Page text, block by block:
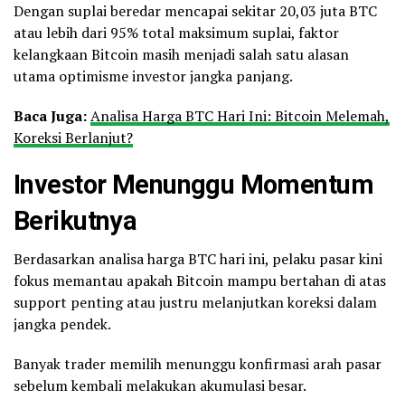
Dengan suplai beredar mencapai sekitar 20,03 juta BTC
atau lebih dari 95% total maksimum suplai, faktor
kelangkaan Bitcoin masih menjadi salah satu alasan
utama optimisme investor jangka panjang.
Baca Juga:Analisa Harga BTC Hari Ini: Bitcoin Melemah,
Koreksi Berlanjut?
Investor Menunggu Momentum
Berikutnya
Berdasarkan analisa harga BTC hari ini, pelaku pasar kini
fokus memantau apakah Bitcoin mampu bertahan di atas
support penting atau justru melanjutkan koreksi dalam
jangka pendek.
Banyak trader memilih menunggu konfirmasi arah pasar
sebelum kembali melakukan akumulasi besar.